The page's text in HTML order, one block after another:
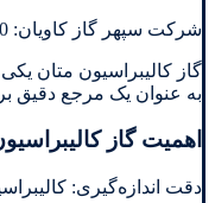
شرکت سپهر گاز کاویان: 02146835980 – 02146837072 – 09022734708
گاز کالیبراسیون متان
به عنوان یک مرجع دقیق
اهمیت گاز
دقت اندازه‌گیری: